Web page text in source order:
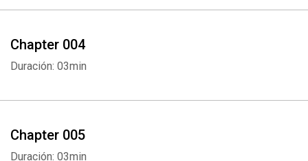
Chapter 004
Duración: 03min
Chapter 005
Duración: 03min